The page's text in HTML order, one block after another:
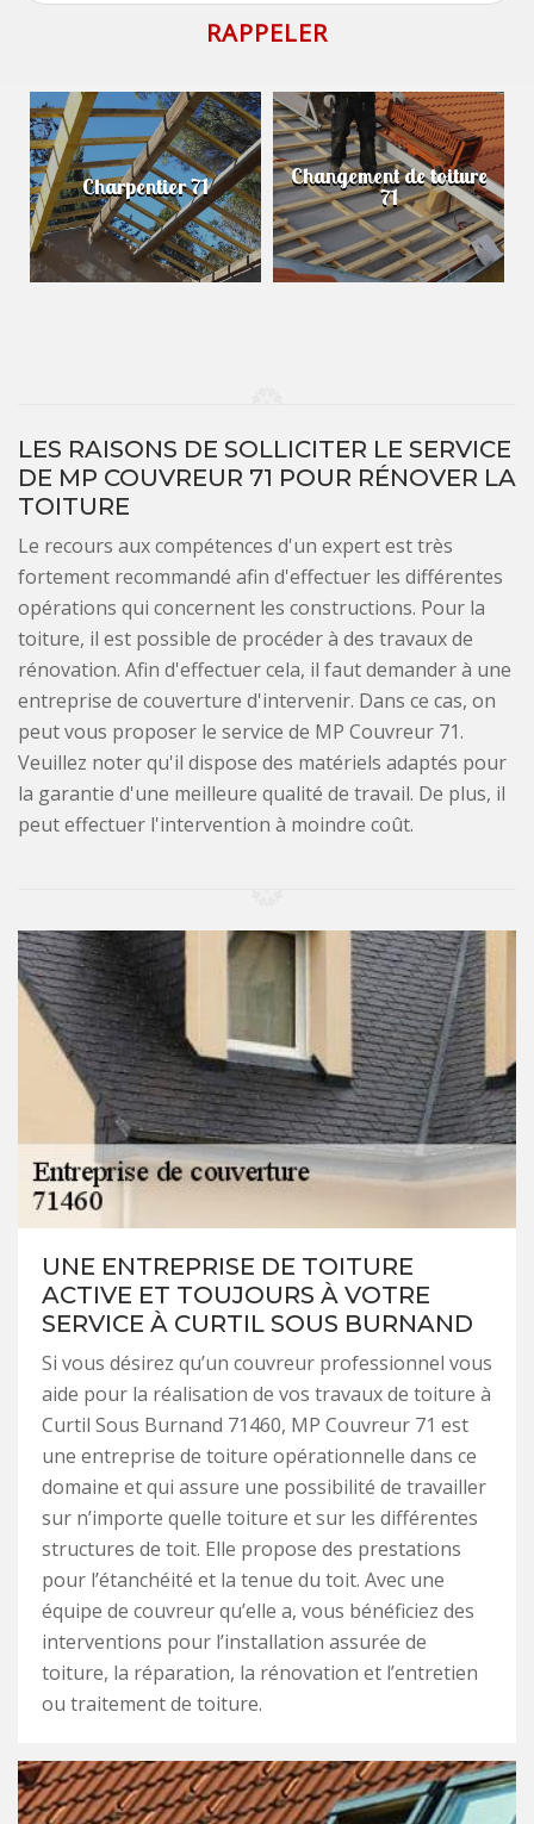
Changement de toiture
71
Démoussage de toiture
71
LES RAISONS DE SOLLICITER LE SERVICE
DE MP COUVREUR 71 POUR RÉNOVER LA
TOITURE
Le recours aux compétences d'un expert est très
fortement recommandé afin d'effectuer les différentes
opérations qui concernent les constructions. Pour la
toiture, il est possible de procéder à des travaux de
rénovation. Afin d'effectuer cela, il faut demander à une
entreprise de couverture d'intervenir. Dans ce cas, on
peut vous proposer le service de MP Couvreur 71.
Veuillez noter qu'il dispose des matériels adaptés pour
la garantie d'une meilleure qualité de travail. De plus, il
peut effectuer l'intervention à moindre coût.
UNE ENTREPRISE DE TOITURE
ACTIVE ET TOUJOURS À VOTRE
SERVICE À CURTIL SOUS BURNAND
Si vous désirez qu’un couvreur professionnel vous
aide pour la réalisation de vos travaux de toiture à
Curtil Sous Burnand 71460, MP Couvreur 71 est
une entreprise de toiture opérationnelle dans ce
domaine et qui assure une possibilité de travailler
sur n’importe quelle toiture et sur les différentes
structures de toit. Elle propose des prestations
pour l’étanchéité et la tenue du toit. Avec une
équipe de couvreur qu’elle a, vous bénéficiez des
interventions pour l’installation assurée de
toiture, la réparation, la rénovation et l’entretien
ou traitement de toiture.